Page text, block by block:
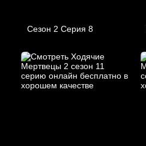
Сезон 2 Серия 8